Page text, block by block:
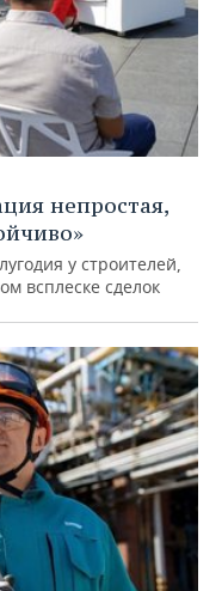
непростая,
у строителей,
всплеске сделок